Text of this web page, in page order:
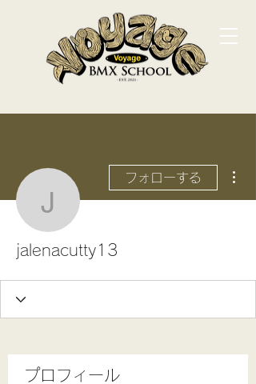
jalenacutty13
フォローする
jalenacutty13
プロフィール